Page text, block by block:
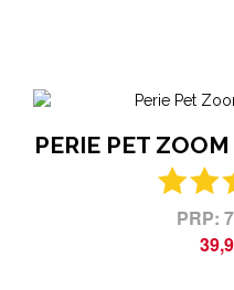
PERIE PET